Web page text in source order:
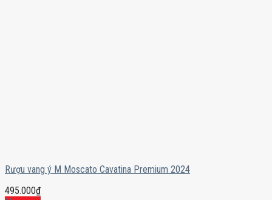
Rượu vang ý M Moscato Cavatina Premium 2024
495.000₫